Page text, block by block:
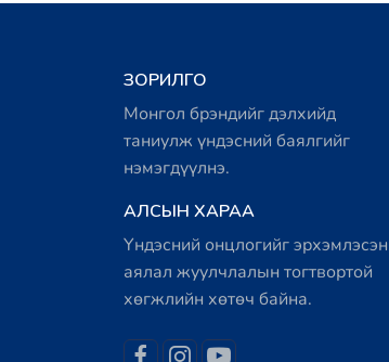
ЗОРИЛГО
Монгол брэндийг дэлхийд
таниулж үндэсний баялгийг
нэмэгдүүлнэ.
АЛСЫН ХАРАА
Үндэсний онцлогийг
аялал жуулчлалын тогтвортой
хөгжлийн хөтөч байна.